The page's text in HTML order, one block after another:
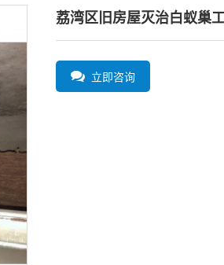
荔湾区旧房屋灭治白蚁巢
立即咨询